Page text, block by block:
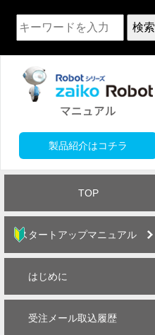
検索
製品紹介はコチラ
TOP
スタートアップマニュアル
はじめに
受注メール取込履歴